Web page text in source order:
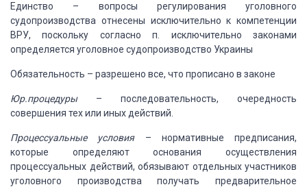
Единство – вопросы регулирования уголовного
судопроизводства отнесены исключительно к компетенции
ВРУ, поскольку согласно п. исключительно законами
определяется уголовное судопроизводство Украины
Обязательность – разрешено все, что прописано в законе
Юр.процедуры– последовательность, очередность
совершения тех или иных действий.
Процессуальные условия– нормативные предписания,
которые определяют основания осуществления
процессуальных действий, обязывают отдельных участников
уголовного производства получать предварительное